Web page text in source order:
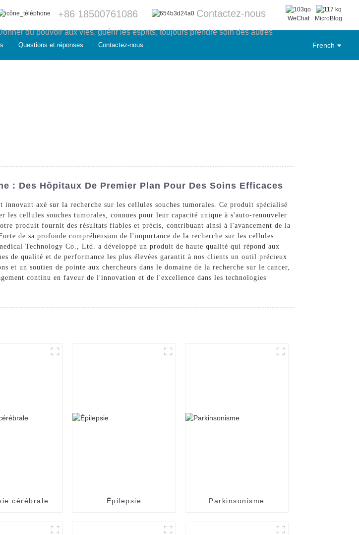
+86 18500761086 Contactez-nous WeChat MicroBlog
du pouvoir aux vies, guérir les esprits, toujours prendre soin des autres
Questions et réponses Contactez-nous French
: Des Hôpitaux De Premier Plan Pour Des Soins Efficaces
axé sur la recherche sur les cellules souches tumorales. Ce produit spécialisé
cellules souches tumorales, connues pour leur capacité unique à s'auto-renouveler
produit fournit des résultats fiables et précis, contribuant ainsi à l'avancement de la
de sa profonde compréhension de l'importance de la recherche sur les cellules
Technology Co., Ltd. a développé un produit de haute qualité qui répond aux
de qualité et de performance les plus élevées garantit à nos clients un outil précieux
et un soutien de pointe aux chercheurs dans le domaine de la recherche sur le cancer,
continu en faveur de l'innovation et de l'excellence dans les technologies
cérébrale Épilepsie Parkinsonisme